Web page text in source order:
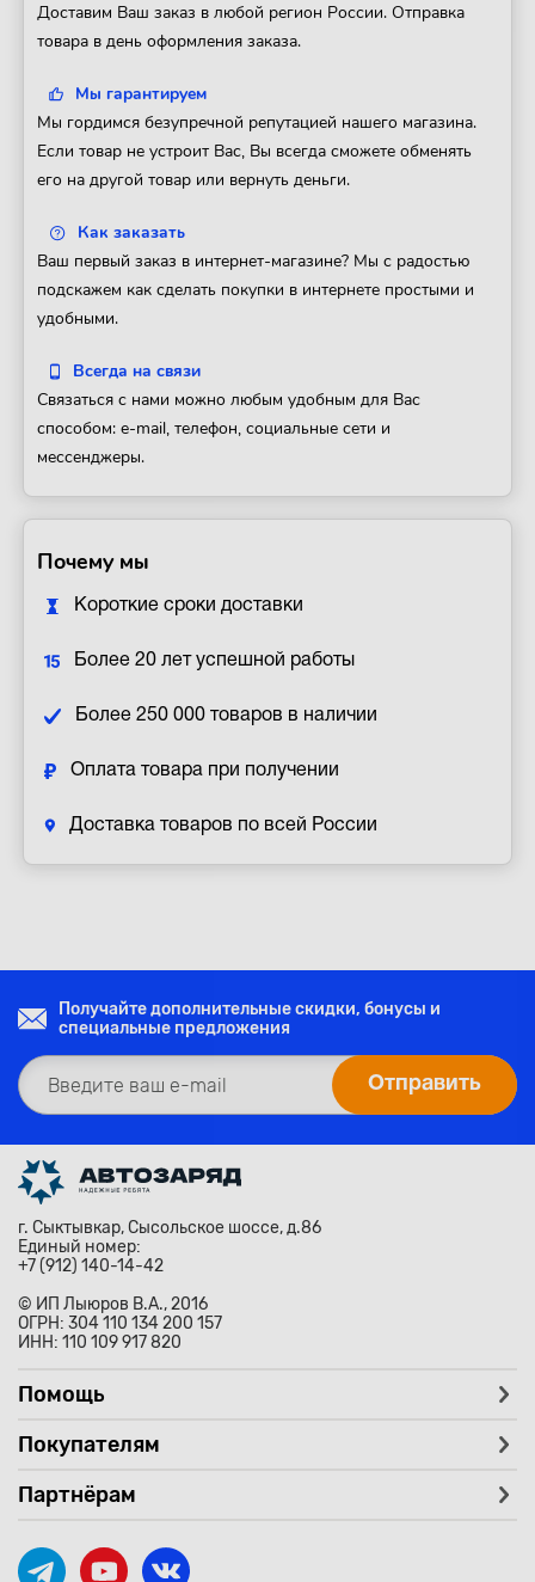
Доставим Ваш заказ в любой регион России. Отправка
товара в день оформления заказа.
Мы гарантируем
Мы гордимся безупречной репутацией нашего магазина.
Если товар не устроит Вас, Вы всегда сможете обменять
его на другой товар или вернуть деньги.
Как заказать
Ваш первый заказ в интернет-магазине? Мы с радостью
подскажем как сделать покупки в интернете простыми и
удобными.
Всегда на связи
Связаться с нами можно любым удобным для Вас
способом: e-mail, телефон, социальные сети и
мессенджеры.
Почему мы
Короткие сроки доставки
Более 20 лет успешной работы
Более 250 000 товаров в наличии
Оплата товара при получении
Доставка товаров по всей России
Получайте дополнительные скидки, бонусы и
специальные предложения
г. Сыктывкар, Сысольское шоссе, д.86
Единый номер:
+7 (912) 140-14-42
© ИП Лыюров В.А., 2016
ОГРН: 304 110 134 200 157
ИНН: 110 109 917 820
Помощь
Покупателям
Партнёрам